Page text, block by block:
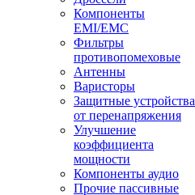
Компоненты
EMI/EMC
Фильтры
противопомеховые
Антенны
Варисторы
Защитные устройства
от перенапряжения
Улучшение
коэффициента
мощности
Компоненты аудио
Прочие пассивные